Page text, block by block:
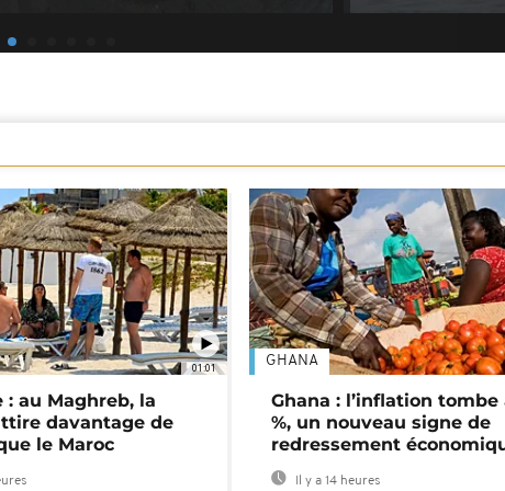
01:01
: au Maghreb, la
davantage de
le Maroc
GHANA
Ghana : l’inflation tombe
%, un nouveau signe de
redressement
Il y a 14 heures